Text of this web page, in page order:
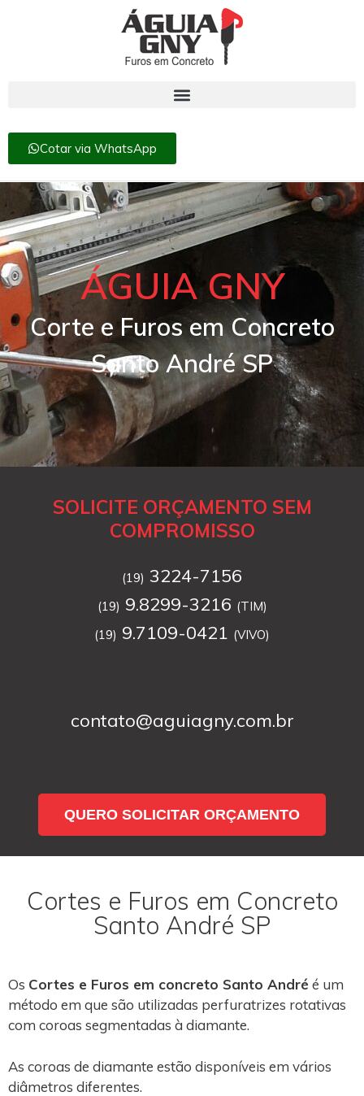
Cotar via WhatsApp
ÁGUIA GNY
Corte e Furos em Concreto
Santo André SP
SOLICITE ORÇAMENTO SEM
COMPROMISSO
(19) 3224-7156
(19) 9.8299-3216 (TIM)
(19) 9.7109-0421 (VIVO)
contato@aguiagny.com.br
QUERO SOLICITAR ORÇAMENTO
Cortes e Furos em Concreto
Santo André SP
Os Cortes e Furos em concreto Santo André é um
método em que são utilizadas perfuratrizes rotativas
com coroas segmentadas à diamante.
As coroas de diamante estão disponíveis em vários
diâmetros diferentes.